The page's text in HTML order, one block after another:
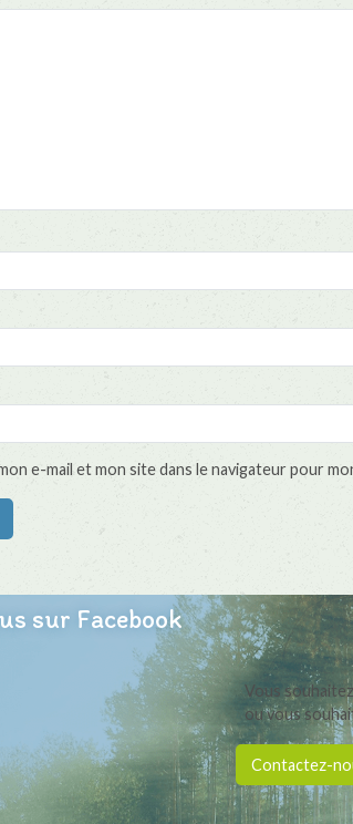
e-mail et mon site dans le navigateur pour
sur Facebook
Vous
ou vous
Contactez-